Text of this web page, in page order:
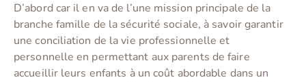
D’abord car il en va de l’une mission principale de la
branche famille de la sécurité sociale, à savoir garantir
une conciliation de la vie professionnelle et
personnelle en permettant aux parents de faire
accueillir leurs enfants à un coût abordable dans un